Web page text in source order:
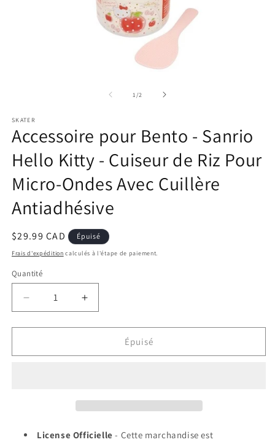
une
fenêtre
modale
1/de2
SKATER
Accessoire pour Bento - Sanrio
Hello Kitty - Cuiseur de Riz Pour
Micro-Ondes Avec Cuillère
Antiadhésive
Prix
habituel
$29.99 CAD Épuisé
Frais d'expédition calculés à l'étape de paiement.
Quantité
Réduire
la
quantité
Accessoire
Kitty
Augmenter
la
quantité
Accessoire
Kitty
Épuisé
License Officielle - Cette marchandise est